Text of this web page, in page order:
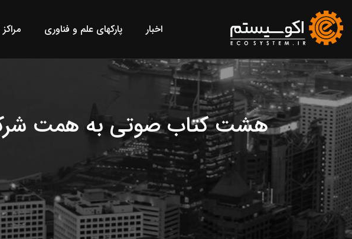
اخبار پارکهای علم و فناوری
هشت کتاب صوتی به همت شرکت